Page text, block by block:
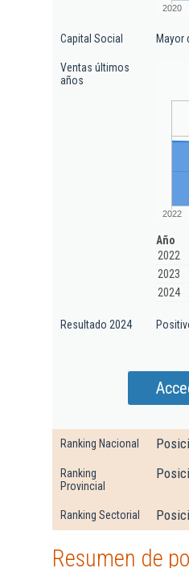
2020
Capital Social Mayor
Ventas últimos
años
2022
Año
2022
2023
2024
Resultado 2024
Ranking Nacional
Ranking
Provincial
Ranking Sectorial
Resumen de